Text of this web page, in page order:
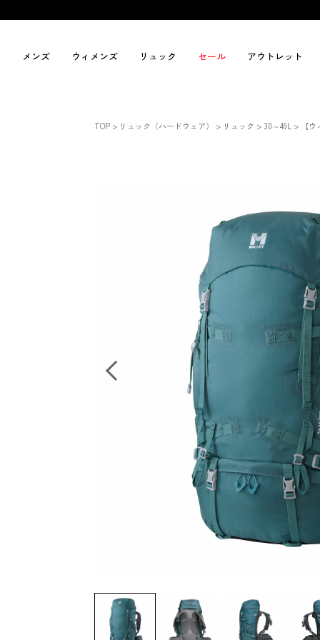
メンズ ウィメンズ リュック セール アウトレット
TOP リュック（ハードウェア） リュック 30～49L 【